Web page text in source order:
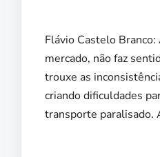
Flávio Castelo
mercado, não faz
trouxe as
criando dificuldades
transporte paralisado.